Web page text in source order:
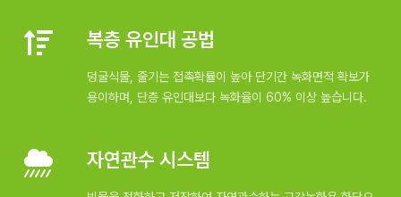
복층 유인대 공법
덩굴식물, 줄기는 접촉확률이 높아 단기간 녹화면적 확보가
용이하며, 단층 유인대보다 녹화율이 60% 이상 높습니다.
자연관수 시스템